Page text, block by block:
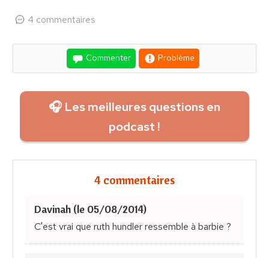
4 commentaires
Commenter Problème
🎧 Les meilleures questions en
podcast !
4 commentaires
Davinah (le 05/08/2014)
C'est vrai que ruth hundler ressemble à barbie ?